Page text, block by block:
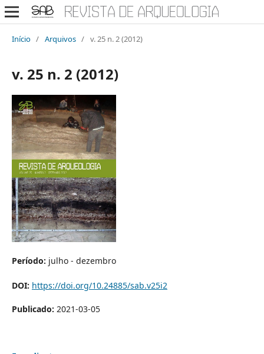
Início / Arquivos / v. 25 n. 2 (2012)
v. 25 n. 2 (2012)
Período: julho - dezembro
DOI: https://doi.org/10.24885/sab.v25i2
Publicado: 2021-03-05